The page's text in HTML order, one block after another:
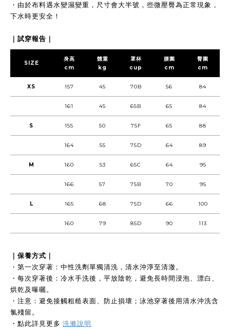
・由於布料遇水變濕變重，尺寸會大半號，些微壓臀為正常現象，
下水時更安全！
｜試穿報告｜
SIZE
身高
cm
體重
kg
罩杯
cup
腰圍
cm
臀圍
cm
XS 157 45 70B 56 84
161 45 65B 65 84
S 155 50 75F 65 88
164 55 75D 64 89
M 160 53 65C 64 95
166 57 75B 70 95
L 165 68 75D 66 100
160 79 85D 90 113
｜保養方式｜
・第一次穿著：中性洗劑單獨清洗，清水沖淨至清澈。
・每次穿著後：冷水手洗後，平放陰乾，避免長時間浸泡、漂白、
烘乾及曝曬。
・注意：避免接觸粗糙表面、防止損壞；泳池穿著後用清水沖洗含
氯殘留。
・點此詳見更多 洗滌說明